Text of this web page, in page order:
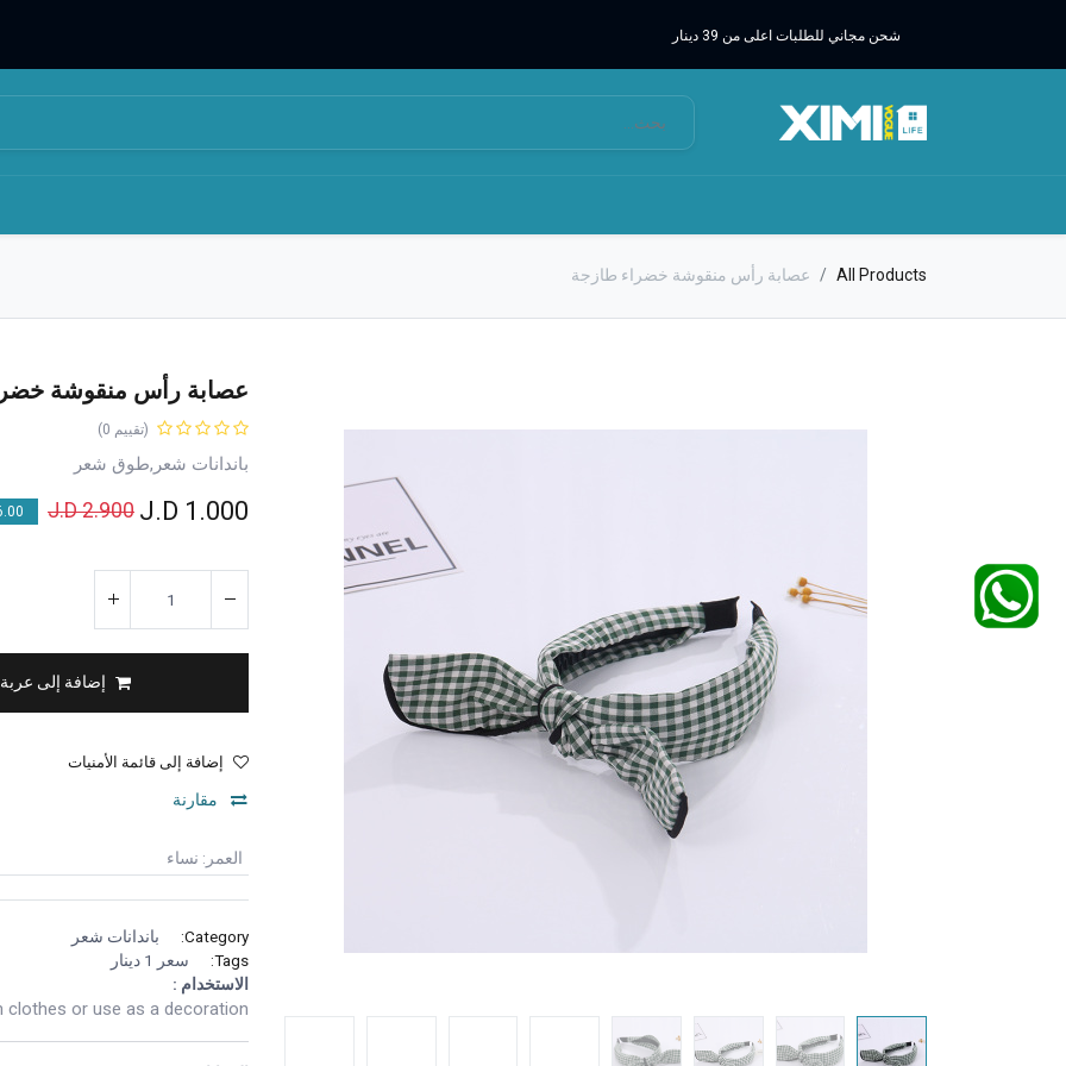
شحن مجاني للطلبات اعلى من 39 دينار
All Products عصابة رأس منقوشة خضراء طازجة
عصابة رأس منقوشة
(تقييم 0)
باندانات شعر,طوق شعر
1.000
2.900
J.D
% OFF
إضافة إلى
إضافة إلى قائمة الأمنيات
مقارنة
العمر : نساء
Category:
باندانات شعر
Tags:
سعر 1 دينار
الاستخدام :
clothes or use as a decoration.